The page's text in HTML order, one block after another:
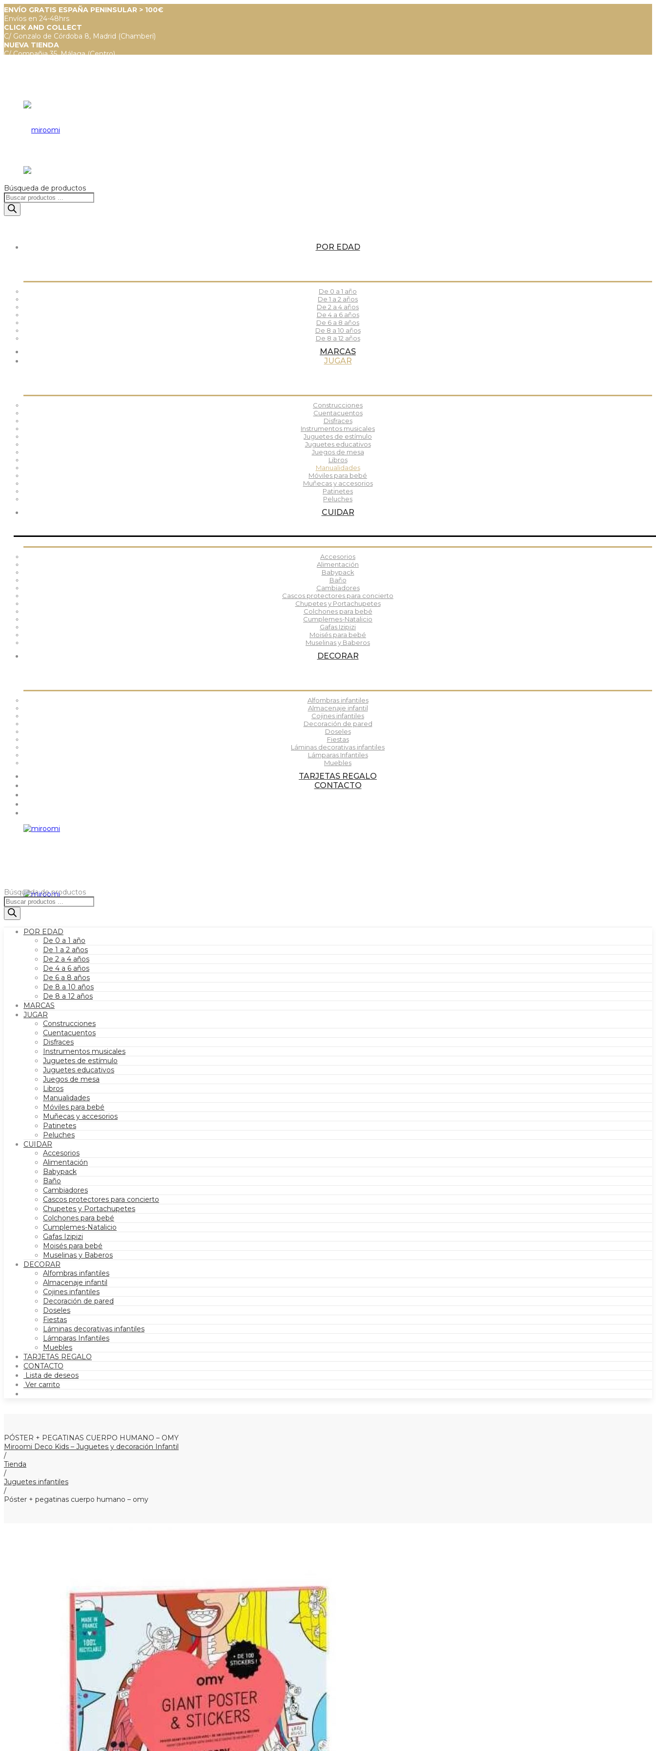
ENVÍO GRATIS ESPAÑA PENINSULAR > 100€
Envíos en 24-48hrs
CLICK AND COLLECT
C/ Gonzalo de Córdoba 8, Madrid (Chamberí)
NUEVA TIENDA
C/ Compañia 35, Málaga (Centro)
Búsqueda de productos
POR EDAD
De 0 a 1 año
De 1 a 2 años
De 2 a 4 años
De 4 a 6 años
De 6 a 8 años
De 8 a 10 años
De 8 a 12 años
MARCAS
JUGAR
Construcciones
Cuentacuentos
Disfraces
Instrumentos musicales
Juguetes de estímulo
Juguetes educativos
Juegos de mesa
Libros
Manualidades
Móviles para bebé
Muñecas y accesorios
Patinetes
Peluches
CUIDAR
Accesorios
Alimentación
Babypack
Baño
Cambiadores
Cascos protectores para concierto
Chupetes y Portachupetes
Colchones para bebé
Cumplemes-Natalicio
Gafas Izipizi
Moisés para bebé
Muselinas y Baberos
DECORAR
Alfombras infantiles
Almacenaje infantil
Cojines infantiles
Decoración de pared
Doseles
Fiestas
Láminas decorativas infantiles
Lámparas Infantiles
Muebles
TARJETAS REGALO
CONTACTO
Búsqueda de productos
POR EDAD
De 0 a 1 año
De 1 a 2 años
De 2 a 4 años
De 4 a 6 años
De 6 a 8 años
De 8 a 10 años
De 8 a 12 años
MARCAS
JUGAR
Construcciones
Cuentacuentos
Disfraces
Instrumentos musicales
Juguetes de estímulo
Juguetes educativos
Juegos de mesa
Libros
Manualidades
Móviles para bebé
Muñecas y accesorios
Patinetes
Peluches
CUIDAR
Accesorios
Alimentación
Babypack
Baño
Cambiadores
Cascos protectores para concierto
Chupetes y Portachupetes
Colchones para bebé
Cumplemes-Natalicio
Gafas Izipizi
Moisés para bebé
Muselinas y Baberos
DECORAR
Alfombras infantiles
Almacenaje infantil
Cojines infantiles
Decoración de pared
Doseles
Fiestas
Láminas decorativas infantiles
Lámparas Infantiles
Muebles
TARJETAS REGALO
CONTACTO
Lista de deseos
Ver carrito
PÓSTER + PEGATINAS CUERPO HUMANO – OMY
Miroomi Deco Kids – Juguetes y decoración Infantil
/
Tienda
/
Juguetes infantiles
/
Póster + pegatinas cuerpo humano – omy